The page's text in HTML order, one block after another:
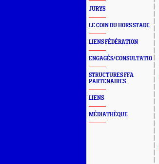
JURYS
LE COIN DU HORS STADE
LIENS FÉDÉRATION
ENGAGÉS/CONSULTATION
STRUCTURES FFA
PARTENAIRES
LIENS
MÉDIATHÈQUE